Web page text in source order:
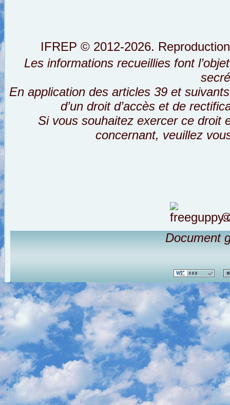
IFREP © 2012-2026.
Les informations recueillies font
En application des articles 39 et
d’un droit d’accès et de
Si vous souhaitez exercer ce droit
concernant, veuillez
©
Document